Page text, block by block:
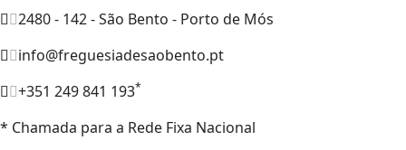
2480 - 142 - São Bento - Porto de Mós
info@freguesiadesaobento.pt
+351 249 841 193*
* Chamada para a Rede Fixa Nacional